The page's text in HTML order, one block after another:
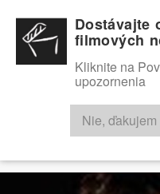
RECENZIE
Dostávajte
filmových
Kliknite na
upozornenia
Nie, ďakujem